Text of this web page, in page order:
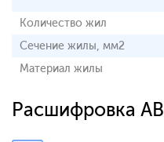
Количество жил
Сечение жилы, мм2
Материал жилы
Расшифровка